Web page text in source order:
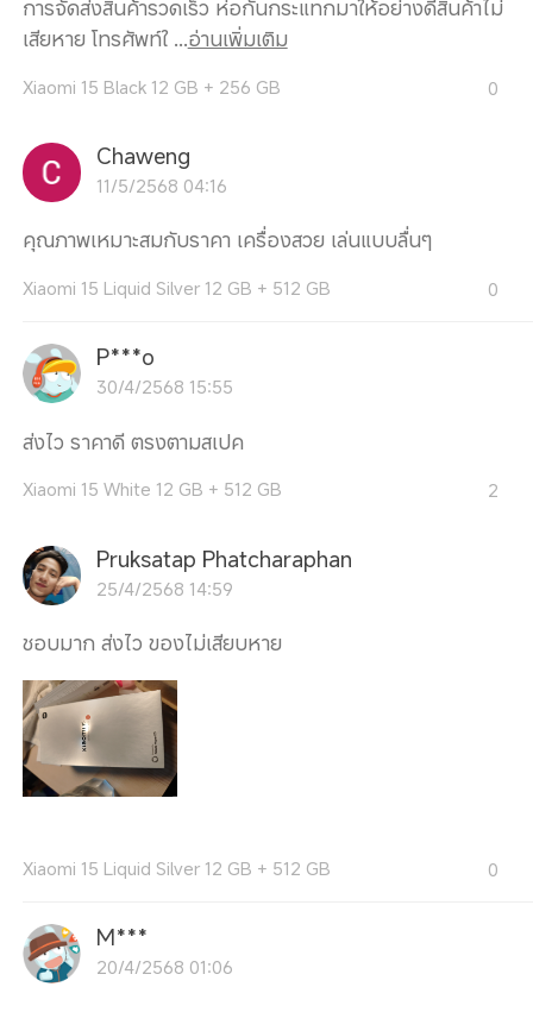
การจัดส่งสินค้ารวดเร็ว ห่อกันกระแทกมาให้อย่างดีสินค้าไม่
เสียหาย โทรศัพท์ใ ...อ่านเพิ่มเติม
Xiaomi 15 Black 12 GB + 256 GB 0
Chaweng
11/5/2568 04:16
คุณภาพเหมาะสมกับราคา เครื่องสวย เล่นแบบลื่นๆ
Xiaomi 15 Liquid Silver 12 GB + 512 GB 0
P***o
30/4/2568 15:55
ส่งไว ราคาดี ตรงตามสเปค
Xiaomi 15 White 12 GB + 512 GB 2
Pruksatap Phatcharaphan
25/4/2568 14:59
ชอบมาก ส่งไว ของไม่เสียบหาย
Xiaomi 15 Liquid Silver 12 GB + 512 GB 0
M***
20/4/2568 01:06